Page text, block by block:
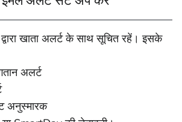
खाता अलर्ट के साथ सूचित रहें। इसके
अलर्ट
अनुस्मारक